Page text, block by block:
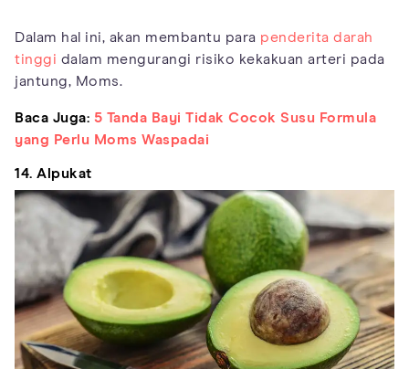
Dalam hal ini, akan membantu para penderita darah
tinggi dalam mengurangi risiko kekakuan arteri pada
jantung, Moms.
Baca Juga: 5 Tanda Bayi Tidak Cocok Susu Formula
yang Perlu Moms Waspadai
14. Alpukat